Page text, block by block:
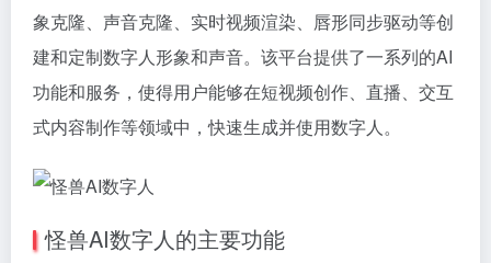
象克隆、声音克隆、实时视频渲染、唇形同步驱动等创
建和定制数字人形象和声音。该平台提供了一系列的AI
功能和服务，使得用户能够在短视频创作、直播、交互
式内容制作等领域中，快速生成并使用数字人。
怪兽AI数字人的主要功能